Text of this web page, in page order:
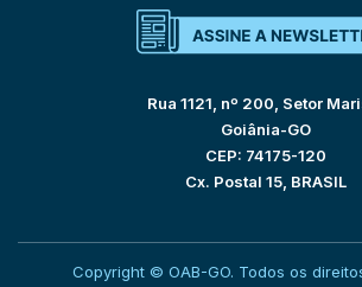
Rua 1121, nº 200, Setor
Goiânia-GO
CEP: 74175-120
Cx. Postal 15, BRASIL
Copyright © OAB-GO. Todos os